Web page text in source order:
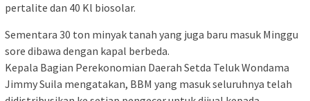
pertalite dan 40 Kl biosolar.
Sementara 30 ton minyak tanah yang juga baru masuk Minggu
sore dibawa dengan kapal berbeda.
Kepala Bagian Perekonomian Daerah Setda Teluk Wondama
Jimmy Suila mengatakan, BBM yang masuk seluruhnya telah